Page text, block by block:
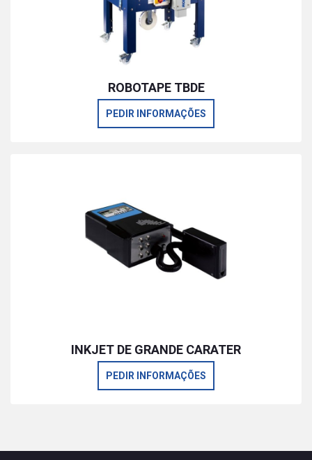
ROBOTAPE TBDE
PEDIR INFORMAÇÕES
INKJET DE GRANDE CARATER
PEDIR INFORMAÇÕES